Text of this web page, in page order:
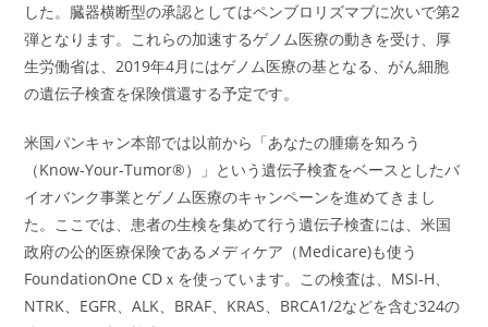
した。臓器横断型の承認としてはペンブロリズマブに次いで第2
弾となります。これらの加速するゲノム医療の動きを受け、厚
生労働省は、2019年4月にはゲノム医療の基となる、がん細胞
の遺伝子検査を保険償還する予定です。
米国パンキャン本部では以前から「あなたの腫瘍を知ろう
（Know-Your-Tumor®）」という遺伝子検査をベースとしたバ
イオバンク事業とゲノム医療のキャンペーンを進めてきまし
た。ここでは、患者の生検を集めて行う遺伝子検査には、米国
政府の公的医療保険であるメディケア（Medicare)も使う
FoundationOne CDｘを使っています。この検査は、MSI-H、
NTRK、EGFR、ALK、BRAF、KRAS、BRCA1/2などを含む324の